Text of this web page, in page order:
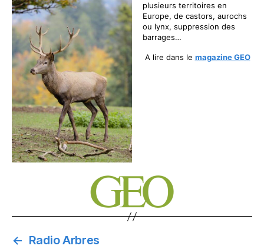
plusieurs territoires en
Europe, de castors, aurochs
ou lynx, suppression des
barrages…
A lire dans le magazine GEO
← Radio Arbres